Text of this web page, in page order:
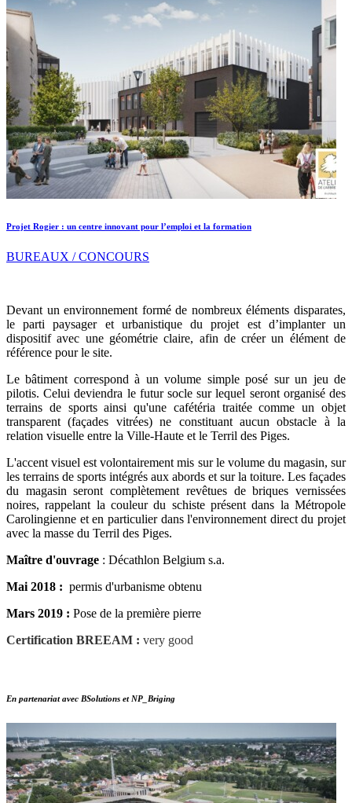
Projet Rogier : un centre innovant pour l’emploi et la formation
BUREAUX / CONCOURS
Devant un environnement formé de nombreux éléments disparates,
le parti paysager et urbanistique du projet est d’implanter un
dispositif avec une géométrie claire, afin de créer un élément de
référence pour le site.
Le bâtiment correspond à un volume simple posé sur un jeu de
pilotis. Celui deviendra le futur socle sur lequel seront organisé des
terrains de sports ainsi qu'une cafétéria traitée comme un objet
transparent (façades vitrées) ne constituant aucun obstacle à la
relation visuelle entre la Ville-Haute et le Terril des Piges.
L'accent visuel est volontairement mis sur le volume du magasin, sur
les terrains de sports intégrés aux abords et sur la toiture. Les façades
du magasin seront complètement revêtues de briques vernissées
noires, rappelant la couleur du schiste présent dans la Métropole
Carolingienne et en particulier dans l'environnement direct du projet
avec la masse du Terril des Piges.
Maître d'ouvrage : Décathlon Belgium s.a.
Mai 2018 : permis d'urbanisme obtenu
Mars 2019 : Pose de la première pierre
Certification BREEAM : very good
En partenariat avec BSolutions et NP_Briging